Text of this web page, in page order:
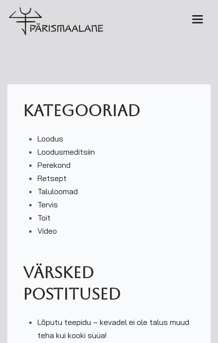
kategooriad
Loodus
Loodusmeditsiin
Perekond
Retsept
Taluloomad
Tervis
Toit
Video
Värsked
postitused
Lõputu teepidu – kevadel ei ole talus muud
teha kui kooki süüa!